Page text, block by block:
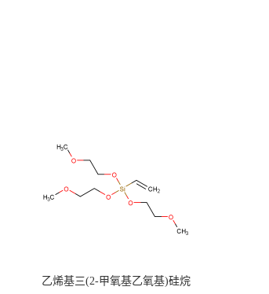
乙烯基三(2-甲氧基乙氧基)硅烷